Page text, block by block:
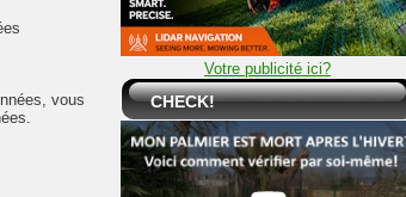
Votre publicité ici?
CHECK!
vous